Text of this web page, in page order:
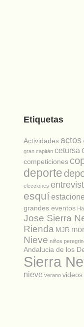
Etiquetas
Actividades actos
gran capitán cetursa
competiciones
deporte
elecciones
esquí
grandes eventos
Jose Sierra
Rienda MJR
Nieve niños
Andalucia de los
Sierra
nieve verano videos